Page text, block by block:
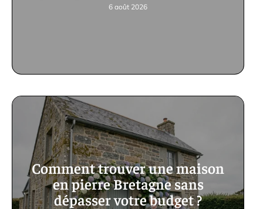
6 août 2026
Comment trouver une maison
en pierre Bretagne sans
dépasser votre budget ?